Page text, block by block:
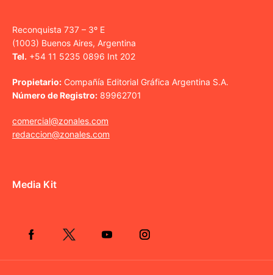
Reconquista 737 – 3º E
(1003) Buenos Aires, Argentina
Tel. +54 11 5235 0896 Int 202
Propietario: Compañía Editorial Gráfica Argentina S.A.
Número de Registro: 89962701
comercial@zonales.com
redaccion@zonales.com
Media Kit